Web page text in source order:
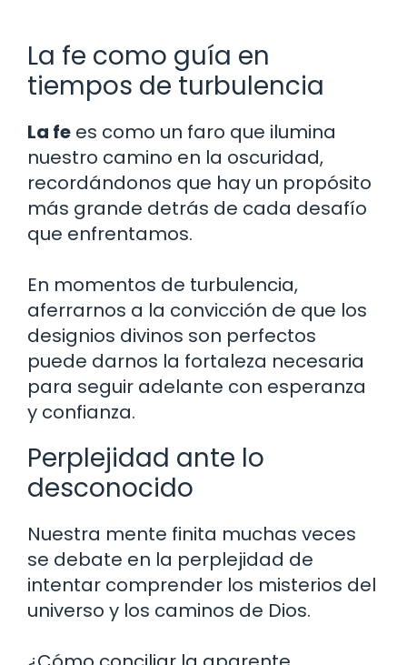
La fe como guía en
tiempos de turbulencia
La fe es como un faro que ilumina
nuestro camino en la oscuridad,
recordándonos que hay un propósito
más grande detrás de cada desafío
que enfrentamos.
En momentos de turbulencia,
aferrarnos a la convicción de que los
designios divinos son perfectos
puede darnos la fortaleza necesaria
para seguir adelante con esperanza
y confianza.
Perplejidad ante lo
desconocido
Nuestra mente finita muchas veces
se debate en la perplejidad de
intentar comprender los misterios del
universo y los caminos de Dios.